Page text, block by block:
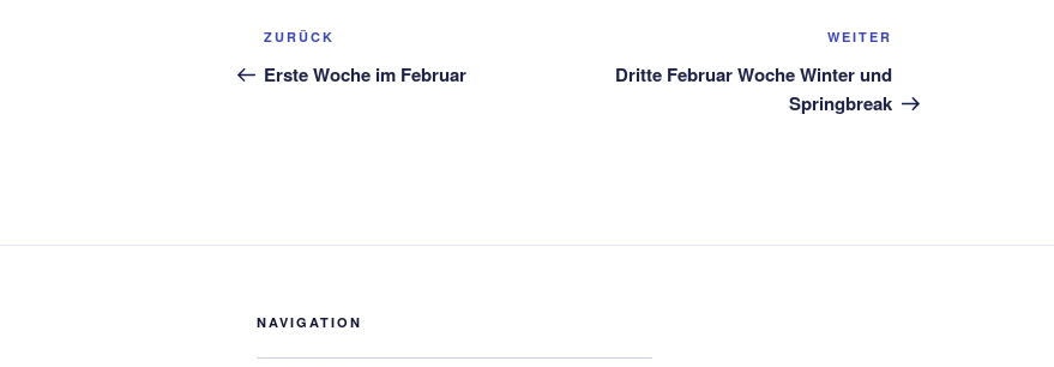
Beitragsnavigation
Vorheriger
Beitrag
ZURÜCK
Erste Woche im Februar
Beitrag
WEITER
Dritte Februar Woche Winter und
Springbreak
NAVIGATION